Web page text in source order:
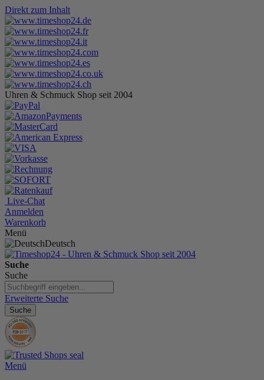
Direkt zum Inhalt
Uhren & Schmuck Shop seit 2004
Live-Chat
Anmelden
Warenkorb
Menü
Deutsch
Suche
Suche
Erweiterte Suche
Suche
Menü